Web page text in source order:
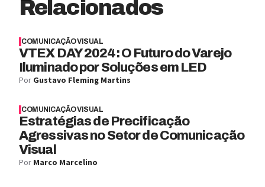
Relacionados
COMUNICAÇÃO VISUAL
VTEX DAY 2024: O Futuro do Varejo
Iluminado por Soluções em LED
Por Gustavo Fleming Martins
COMUNICAÇÃO VISUAL
Estratégias de Precificação
Agressivas no Setor de Comunicação
Visual
Por Marco Marcelino